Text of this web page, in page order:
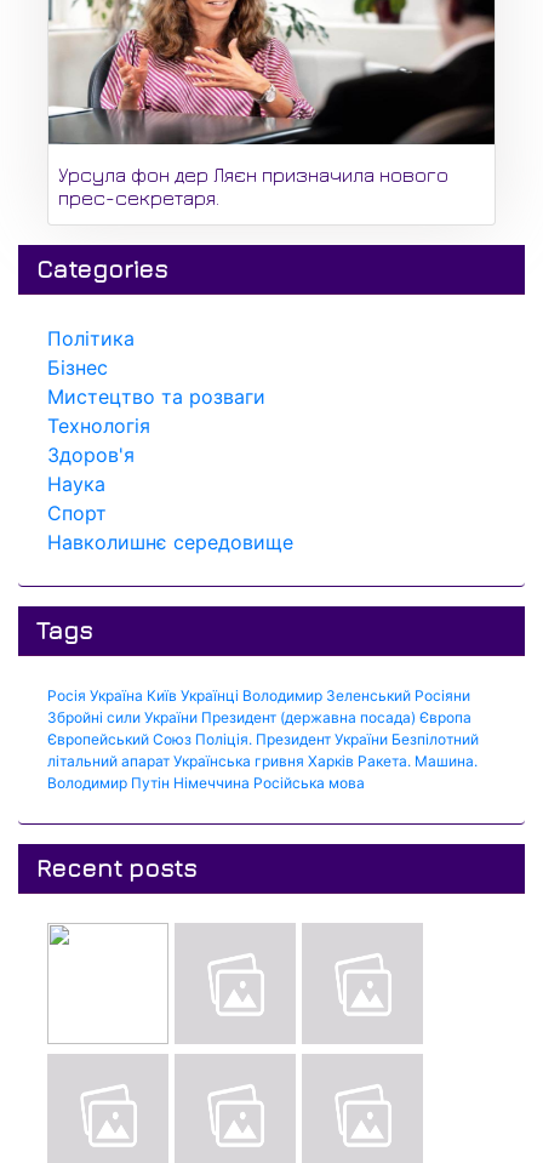
Урсула фон дер Ляєн призначила нового
прес-секретаря.
Categories
Політика
Бізнес
Мистецтво та розваги
Технологія
Здоров'я
Наука
Спорт
Навколишнє середовище
Tags
Росія Україна Київ Українці Володимир Зеленський Росіяни
Збройні сили України Президент (державна посада) Європа
Європейський Союз Поліція. Президент України Безпілотний
літальний апарат Українська гривня Харків Ракета. Машина.
Володимир Путін Німеччина Російська мова
Recent posts